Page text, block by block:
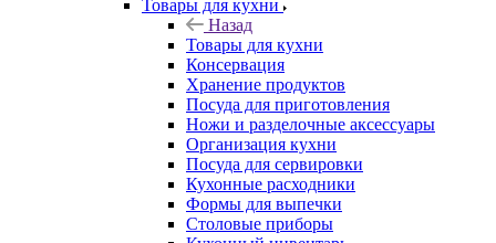
Товары для кухни
Назад
Товары для кухни
Консервация
Хранение продуктов
Посуда для приготовления
Ножи и разделочные аксессуары
Организация кухни
Посуда для сервировки
Кухонные расходники
Формы для выпечки
Столовые приборы